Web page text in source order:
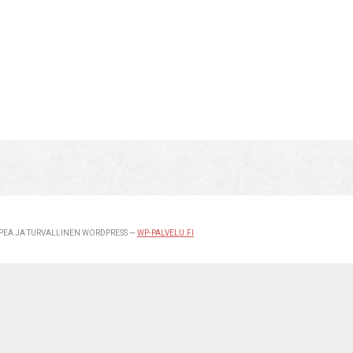
JA TURVALLINEN WORDPRESS — WP-PALVELU.FI